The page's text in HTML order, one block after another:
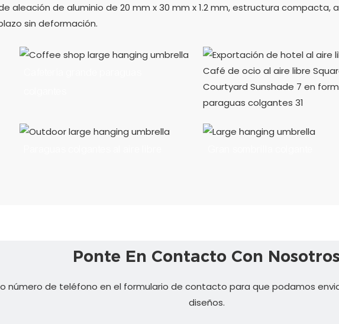
aleación de aluminio de 20 mm x 30 mm x 1.2 mm, estructura compacta,
sin deformación.
Ponte En Contacto Con Nosotros
número de teléfono en el formulario de contacto para que podamos
diseños.